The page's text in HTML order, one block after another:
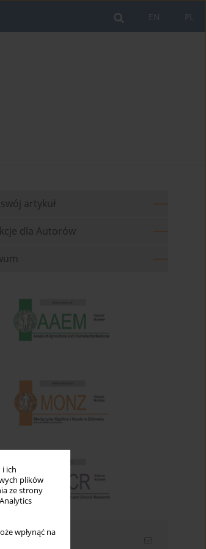
ich
plików
ze strony
wpłynąć na
PL
EN
artykuł
dla Autorów